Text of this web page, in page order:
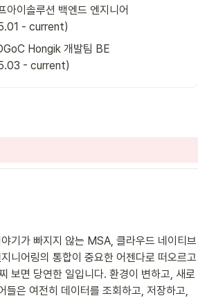
아이솔루션 백엔드 엔지니어
- current)
Hongik 개발팀 BE
- current)
기가 빠지지 않는 MSA, 클라우드 네이티브
니어링의 통합이 중요한 어젠다로 떠오르고
보면 당연한 일입니다. 환경이 변하고, 새로
은 여전히 데이터를 조회하고, 저장하고,